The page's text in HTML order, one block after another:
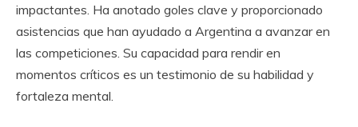
impactantes. Ha anotado goles clave y proporcionado
asistencias que han ayudado a Argentina a avanzar en
las competiciones. Su capacidad para rendir en
momentos críticos es un testimonio de su habilidad y
fortaleza mental.